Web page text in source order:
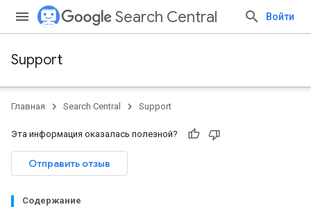
Search Central Войти
Support
Главная Search Central Support
Эта информация оказалась полезной?
Отправить отзыв
Содержание